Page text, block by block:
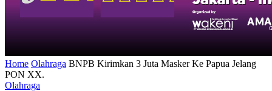
Home Olahraga BNPB Kirimkan 3 Juta Masker Ke Papua Jelang
PON XX.
Olahraga